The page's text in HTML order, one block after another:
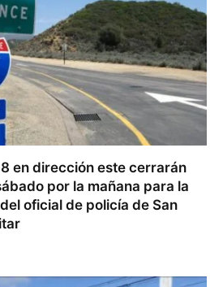
en dirección este cerrarán
por la mañana para la
oficial de policía de San